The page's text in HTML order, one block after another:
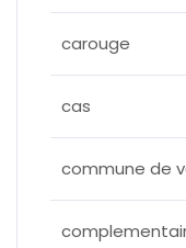
carouge
cas
commune de